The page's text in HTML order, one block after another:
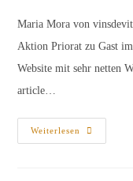
Maria Mora von
Aktion Priorat zu Gast
Website mit sehr netten
article…
Weiterlesen
Re:
Wines